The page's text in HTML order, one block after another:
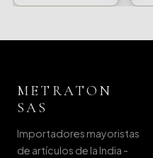
METRATON
SAS
Importadores mayoristas
de artículos de la India -